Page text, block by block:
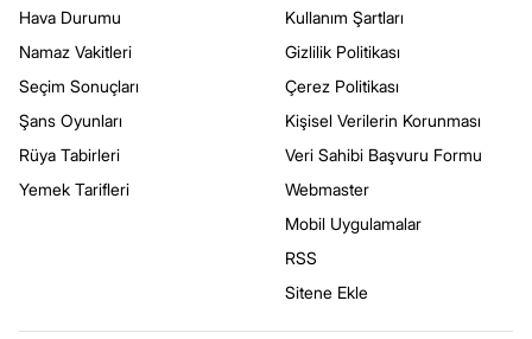
Hava Durumu
Namaz Vakitleri
Seçim Sonuçları
Şans Oyunları
Rüya Tabirleri
Yemek Tarifleri
Kullanım Şartları
Gizlilik Politikası
Çerez Politikası
Kişisel Verilerin Korunması
Veri Sahibi Başvuru Formu
Webmaster
Mobil Uygulamalar
RSS
Sitene Ekle